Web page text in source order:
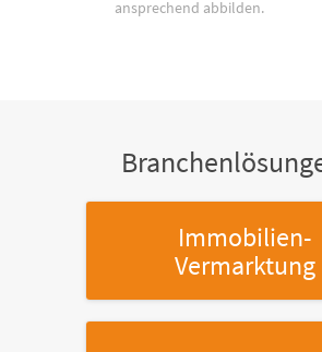
ansprechend abbilden.
Immobilien-
Vermarktung